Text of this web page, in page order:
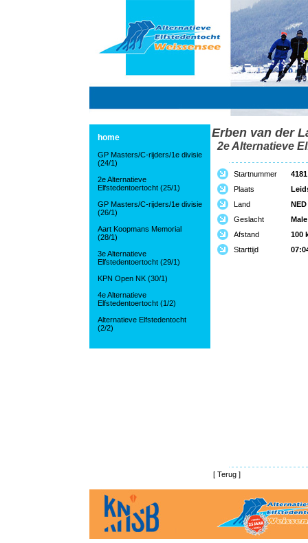
home
GP Masters/C-rijders/1e divisie
(24/1)
2e Alternatieve
Elfstedentoertocht (25/1)
GP Masters/C-rijders/1e divisie
(26/1)
Aart Koopmans Memorial
(28/1)
3e Alternatieve
Elfstedentoertocht (29/1)
KPN Open NK (30/1)
4e Alternatieve
Elfstedentoertocht (1/2)
Alternatieve Elfstedentocht
(2/2)
Erben van der
2e Alternatieve
Startnummer
4181
Plaats
Land
NED
Geslacht
Male
Afstand
100
Starttijd
[ Terug ]